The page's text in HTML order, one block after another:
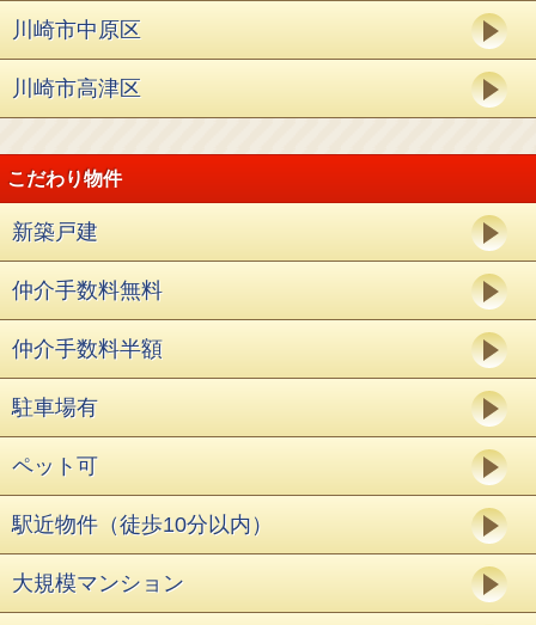
川崎市中原区
川崎市高津区
こだわり物件
新築戸建
仲介手数料無料
仲介手数料半額
駐車場有
ペット可
駅近物件（徒歩10分以内）
大規模マンション